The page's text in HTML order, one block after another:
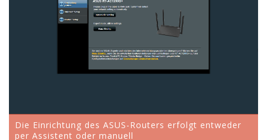
Die Einrichtung des ASUS-Routers erfolgt entweder
per Assistent oder manuell